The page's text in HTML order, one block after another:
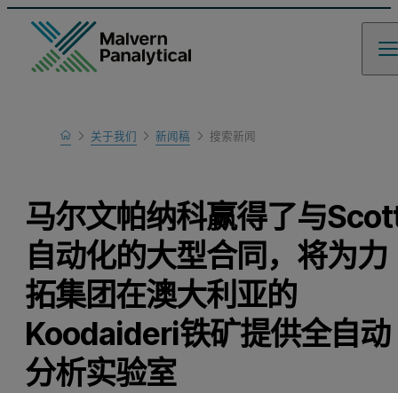
Home关于我们 新闻稿 搜索新闻
马尔文帕纳科赢得了与
自动化的大型合同，将为力
拓集团在澳大利亚的
Koodaideri铁矿提供全自动
分析实验室